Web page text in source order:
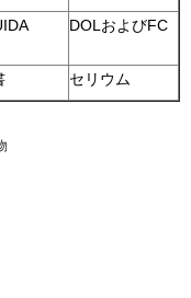
DOLおよびFC
セリウム